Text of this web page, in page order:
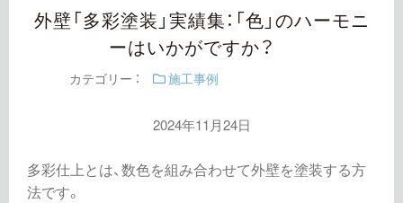
外壁「多彩塗装」実績集：「色」のハーモニ
ーはいかがですか？
カテゴリー ： 施工事例
2024年11月24日
多彩仕上とは、数色を組み合わせて外壁を塗装する方
法です。